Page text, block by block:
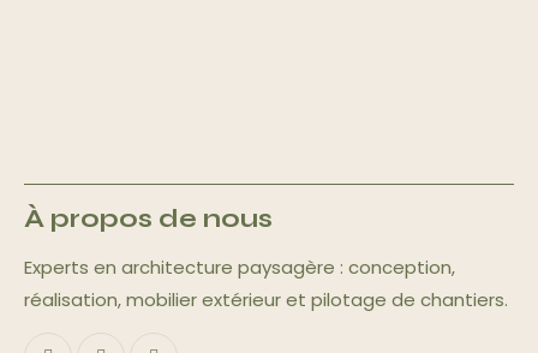
À propos de nous
Experts en architecture paysagère : conception,
réalisation, mobilier extérieur et pilotage de chantiers.